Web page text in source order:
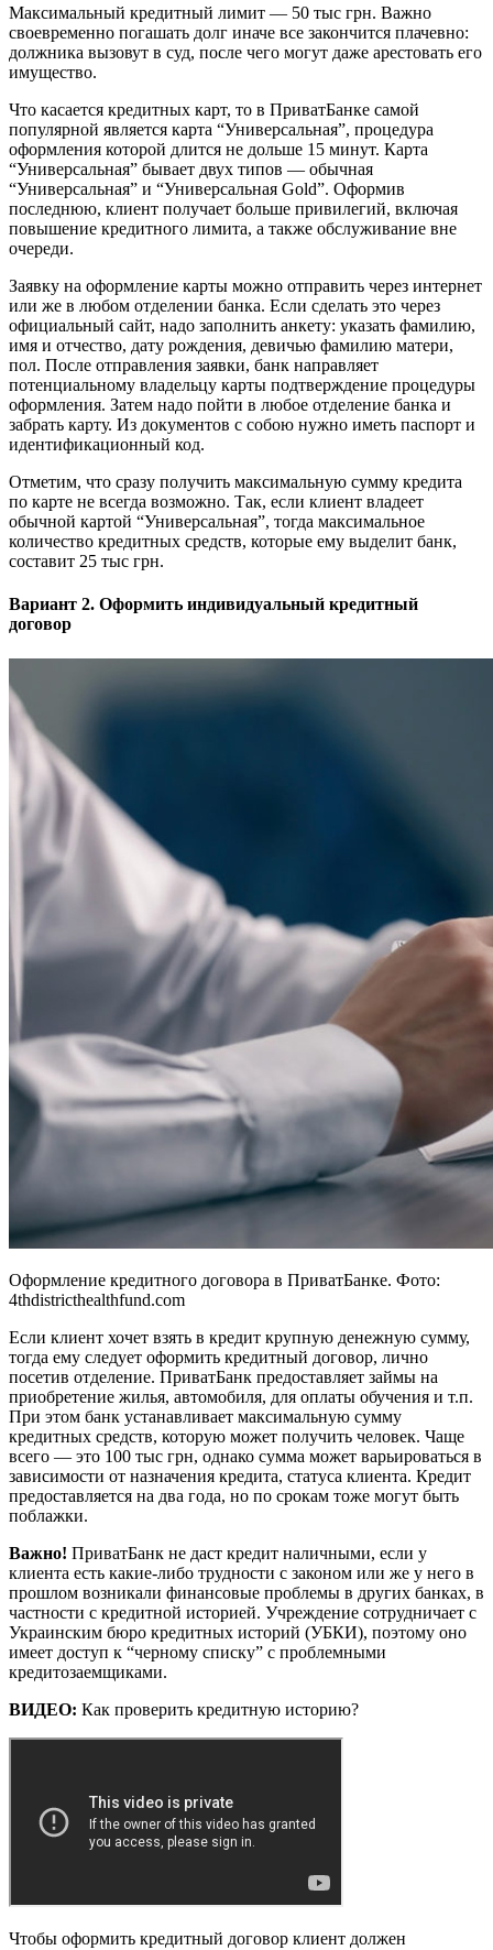
Максимальный кредитный лимит — 50 тыс грн. Важно
своевременно погашать долг иначе все закончится плачевно:
должника вызовут в суд, после чего могут даже арестовать его
имущество.
Что касается кредитных карт, то в ПриватБанке самой
популярной является карта “Универсальная”, процедура
оформления которой длится не дольше 15 минут. Карта
“Универсальная” бывает двух типов — обычная
“Универсальная” и “Универсальная Gold”. Оформив
последнюю, клиент получает больше привилегий, включая
повышение кредитного лимита, а также обслуживание вне
очереди.
Заявку на оформление карты можно отправить через интернет
или же в любом отделении банка. Если сделать это через
официальный сайт, надо заполнить анкету: указать фамилию,
имя и отчество, дату рождения, девичью фамилию матери,
пол. После отправления заявки, банк направляет
потенциальному владельцу карты подтверждение процедуры
оформления. Затем надо пойти в любое отделение банка и
забрать карту. Из документов с собою нужно иметь паспорт и
идентификационный код.
Отметим, что сразу получить максимальную сумму кредита
по карте не всегда возможно. Так, если клиент владеет
обычной картой “Универсальная”, тогда максимальное
количество кредитных средств, которые ему выделит банк,
составит 25 тыс грн.
Вариант 2. Оформить индивидуальный кредитный
договор
Оформление кредитного договора в ПриватБанке. Фото:
4thdistricthealthfund.com
Если клиент хочет взять в кредит крупную денежную сумму,
тогда ему следует оформить кредитный договор, лично
посетив отделение. ПриватБанк предоставляет займы на
приобретение жилья, автомобиля, для оплаты обучения и т.п.
При этом банк устанавливает максимальную сумму
кредитных средств, которую может получить человек. Чаще
всего — это 100 тыс грн, однако сумма может варьироваться в
зависимости от назначения кредита, статуса клиента. Кредит
предоставляется на два года, но по срокам тоже могут быть
поблажки.
Важно! ПриватБанк не даст кредит наличными, если у
клиента есть какие-либо трудности с законом или же у него в
прошлом возникали финансовые проблемы в других банках, в
частности с кредитной историей. Учреждение сотрудничает с
Украинским бюро кредитных историй (УБКИ), поэтому оно
имеет доступ к “черному списку” с проблемными
кредитозаемщиками.
ВИДЕО: Как проверить кредитную историю?
Чтобы оформить кредитный договор клиент должен